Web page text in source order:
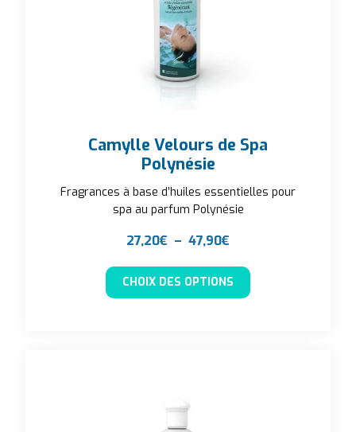
Camylle Velours de Spa
Polynésie
Fragrances à base d’huiles essentielles pour
spa au parfum Polynésie
27,20€ – 47,90€
CHOIX DES OPTIONS